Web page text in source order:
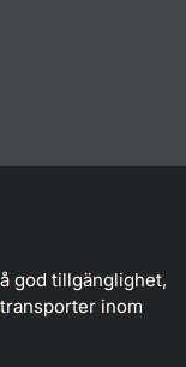
god tillgänglighet,
inom